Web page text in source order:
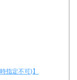
指定不可)】